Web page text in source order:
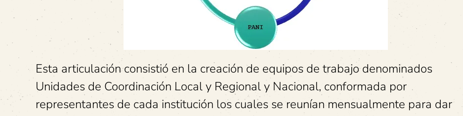
Esta articulación consistió en la creación de equipos de trabajo denominados
Unidades de Coordinación Local y Regional y Nacional, conformada por
representantes de cada institución los cuales se reunían mensualmente para dar